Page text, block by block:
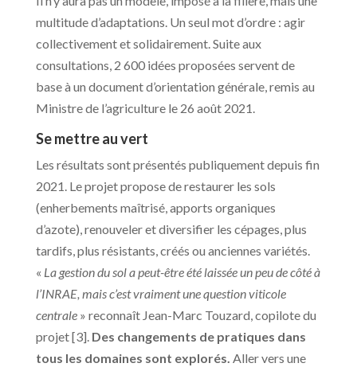
multitude d’adaptations. Un seul mot d’ordre : agir
collectivement et solidairement. Suite aux
consultations, 2 600 idées proposées servent de
base à un document d’orientation générale, remis au
Ministre de l’agriculture le 26 août 2021.
Se mettre au vert
Les résultats sont présentés publiquement depuis fin
2021. Le projet propose de restaurer les sols
(enherbements maîtrisé, apports organiques
d’azote), renouveler et diversifier les cépages, plus
tardifs, plus résistants, créés ou anciennes variétés.
« La gestion du sol a peut-être été laissée un peu de côté à
l’INRAE, mais c’est vraiment une question viticole
centrale» reconnaît Jean-Marc Touzard, copilote du
projet [3]. Des changements de pratiques dans
tous les domaines sont explorés. Aller vers une